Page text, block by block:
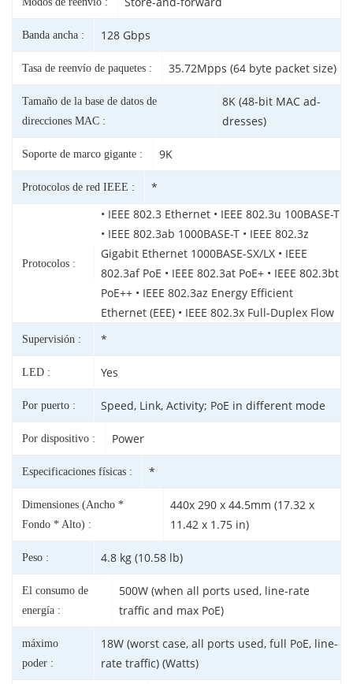
Banda ancha : 128 Gbps
Tasa de reenvío de paquetes : 35.72Mpps (64 byte packet size)
Tamaño de la base de datos de
direcciones MAC :
8K (48-bit MAC ad-
dresses)
Soporte de marco gigante : 9K
Protocolos de red IEEE : *
Protocolos :
• IEEE 802.3 Ethernet • IEEE 802.3u 100BASE-T
• IEEE 802.3ab 1000BASE-T • IEEE 802.3z
Gigabit Ethernet 1000BASE-SX/LX • IEEE
802.3af PoE • IEEE 802.3at PoE+ • IEEE 802.3bt
PoE++ • IEEE 802.3az Energy Efficient
Ethernet (EEE) • IEEE 802.3x Full-Duplex Flow
Supervisión : *
LED : Yes
Por puerto : Speed, Link, Activity; PoE in different mode
Por dispositivo : Power
Especificaciones físicas : *
Dimensiones (Ancho *
Fondo * Alto) :
440x 290 x 44.5mm (17.32 x
11.42 x 1.75 in)
Peso : 4.8 kg (10.58 lb)
El consumo de
energía :
500W (when all ports used, line-rate
traffic and max PoE)
máximo
poder :
18W (worst case, all ports used, full PoE, line-
rate traffic) (Watts)